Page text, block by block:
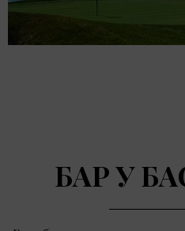
БАР У